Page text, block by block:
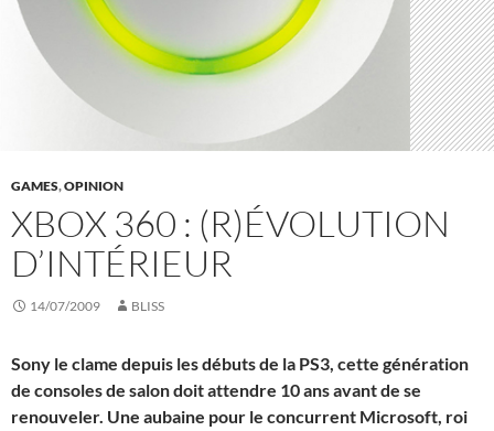
GAMES,OPINION
XBOX 360 : (R)ÉVOLUTION
D’INTÉRIEUR
14/07/2009 BLISS
Sony le clame depuis les débuts de la PS3, cette génération
de consoles de salon doit attendre 10 ans avant de se
renouveler. Une aubaine pour le concurrent Microsoft, roi